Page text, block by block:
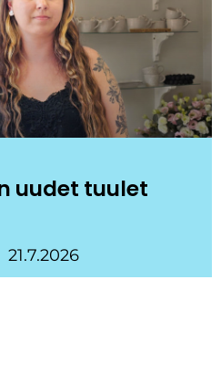
uudet tuulet
21.7.2026